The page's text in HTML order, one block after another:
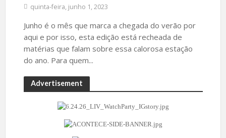
quinta-feira, junho 1, 2023
Junho é o mês que marca a chegada do verão por
aqui e por isso, esta edição está recheada de
matérias que falam sobre essa calorosa estação
do ano. Para quem...
Advertisement